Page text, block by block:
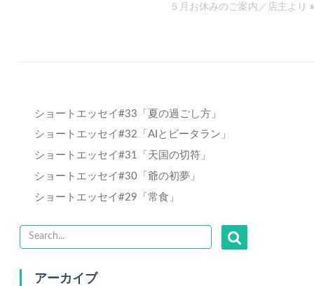
５月お休みのご案内／店主より »
ショートエッセイ#33「夏の過ごし方」
ショートエッセイ#32「AIとビータラン」
ショートエッセイ#31「天国の切符」
ショートエッセイ#30「爺の初夢」
ショートエッセイ#29「常食」
アーカイブ